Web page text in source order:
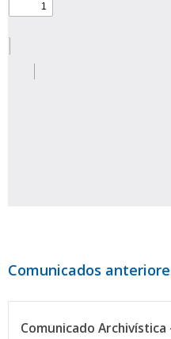
Comunicados
Comunicado Archivística